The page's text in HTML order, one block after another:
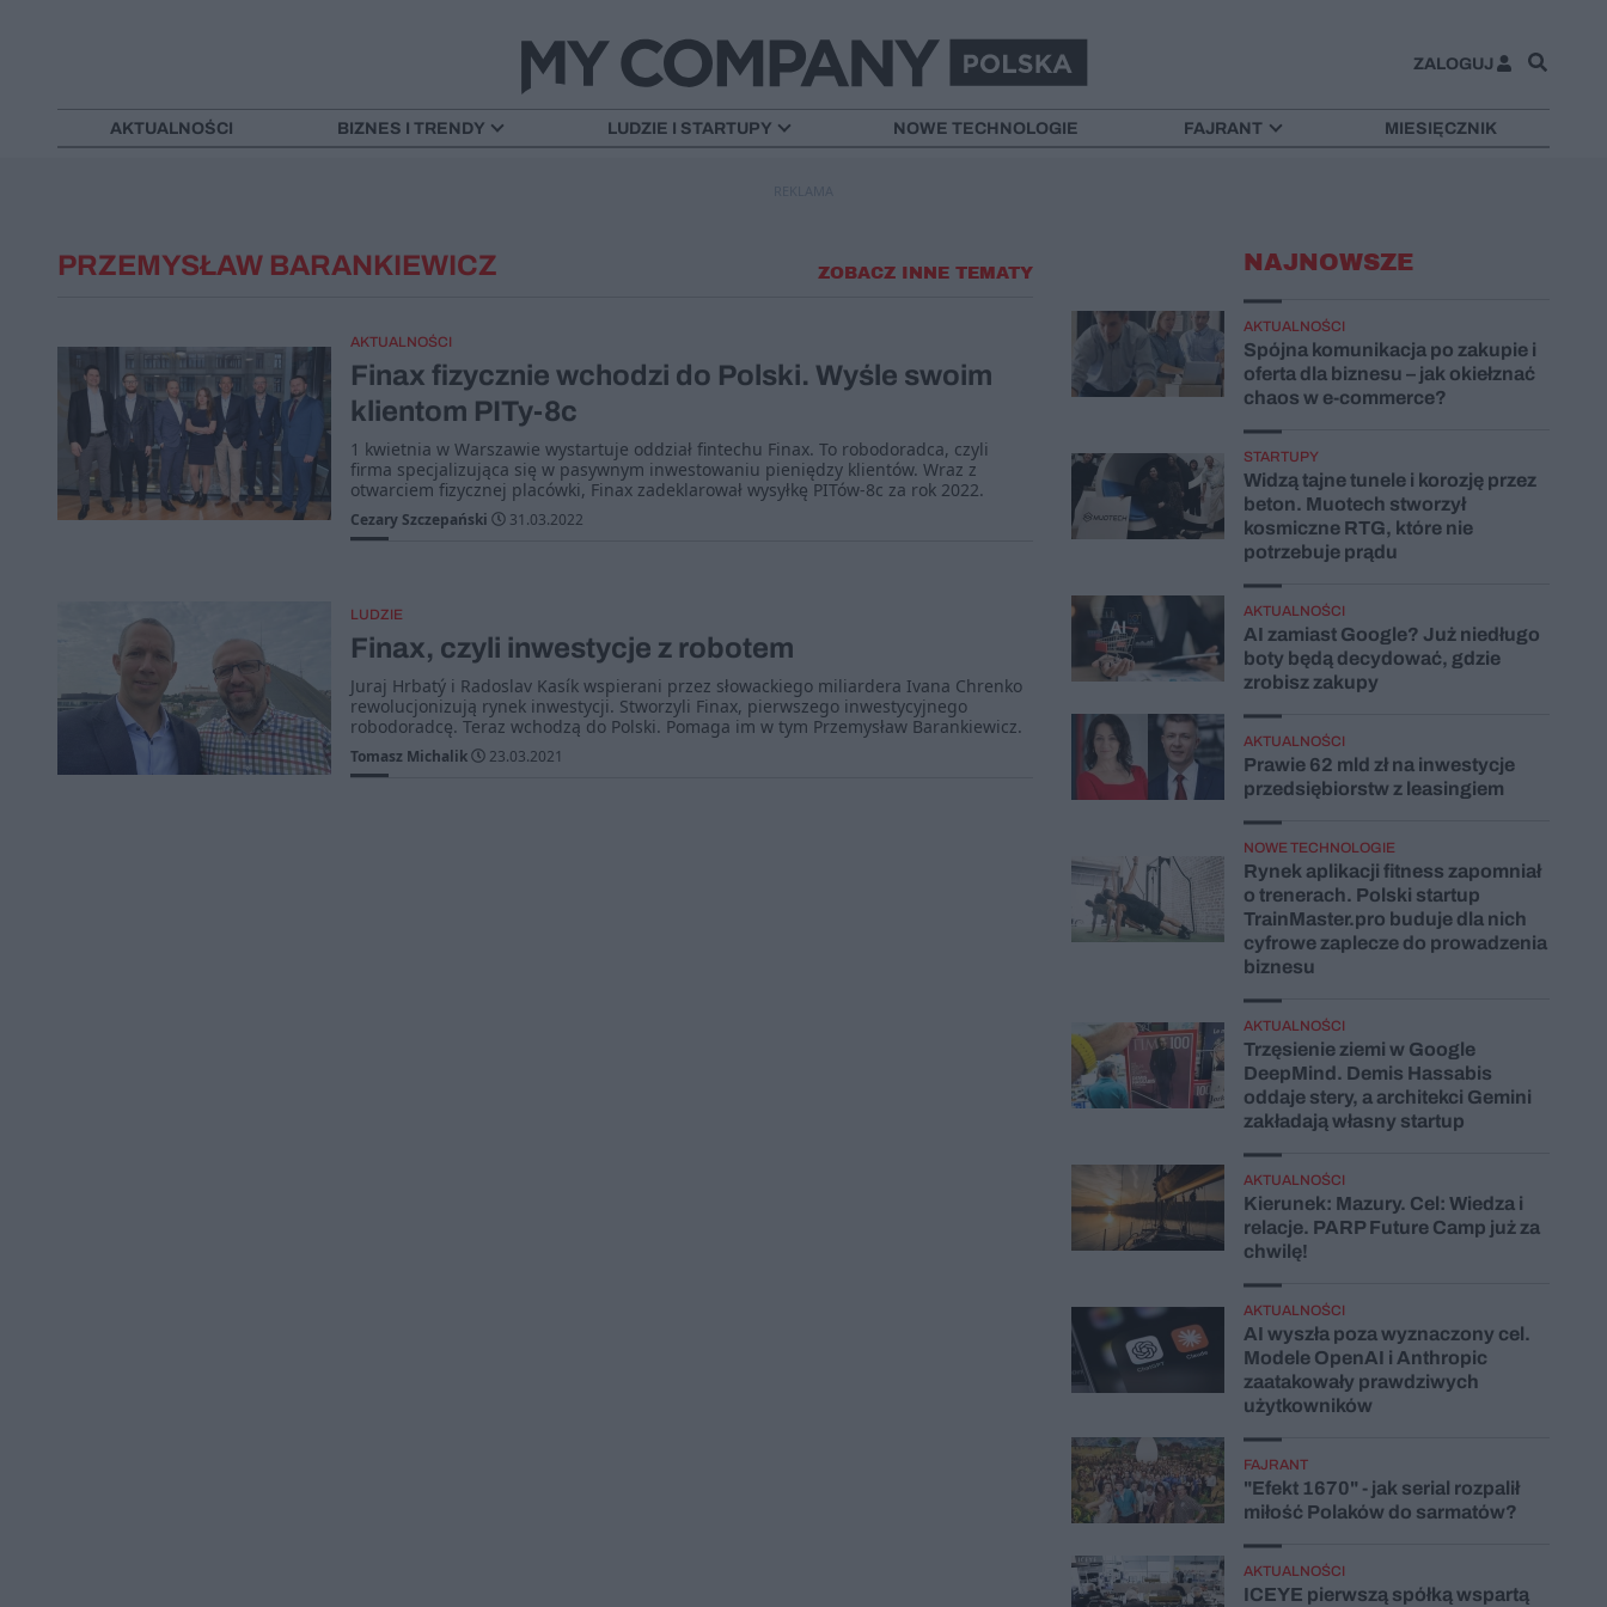
ZALOGUJ
AKTUALNOŚCI BIZNES I TRENDY LUDZIE I STARTUPY NOWE TECHNOLOGIE FAJRANT MIESIĘCZNIK
PRZEMYSŁAW BARANKIEWICZ ZOBACZ INNE TEMATY
AKTUALNOŚCI
Finax fizycznie wchodzi do Polski. Wyśle swoim
klientom PITy-8c
1 kwietnia w Warszawie wystartuje oddział fintechu Finax. To robodoradca, czyli
firma specjalizująca się w pasywnym inwestowaniu pieniędzy klientów. Wraz z
otwarciem fizycznej placówki, Finax zadeklarował wysyłkę PITów-8c za rok 2022.
Cezary Szczepański 31.03.2022
LUDZIE
Finax, czyli inwestycje z robotem
Juraj Hrbatý i Radoslav Kasík wspierani przez słowackiego miliardera Ivana Chrenko
rewolucjonizują rynek inwestycji. Stworzyli Finax, pierwszego inwestycyjnego
robodoradcę. Teraz wchodzą do Polski. Pomaga im w tym Przemysław Barankiewicz.
Tomasz Michalik 23.03.2021
NAJNOWSZE
AKTUALNOŚCI
Spójna komunikacja po zakupie i
oferta dla biznesu – jak okiełznać
chaos w e-commerce?
STARTUPY
Widzą tajne tunele i korozję przez
beton. Muotech stworzył
kosmiczne RTG, które nie
potrzebuje prądu
AKTUALNOŚCI
AI zamiast Google? Już niedługo
boty będą decydować, gdzie
zrobisz zakupy
AKTUALNOŚCI
Prawie 62 mld zł na inwestycje
przedsiębiorstw z leasingiem
NOWE TECHNOLOGIE
Rynek aplikacji fitness zapomniał
o trenerach. Polski startup
TrainMaster.pro buduje dla nich
cyfrowe zaplecze do prowadzenia
biznesu
AKTUALNOŚCI
Trzęsienie ziemi w Google
DeepMind. Demis Hassabis
oddaje stery, a architekci Gemini
zakładają własny startup
AKTUALNOŚCI
Kierunek: Mazury. Cel: Wiedza i
relacje. PARP Future Camp już za
chwilę!
AKTUALNOŚCI
AI wyszła poza wyznaczony cel.
Modele OpenAI i Anthropic
zaatakowały prawdziwych
użytkowników
FAJRANT
"Efekt 1670" - jak serial rozpalił
miłość Polaków do sarmatów?
AKTUALNOŚCI
ICEYE pierwszą spółką wspartą